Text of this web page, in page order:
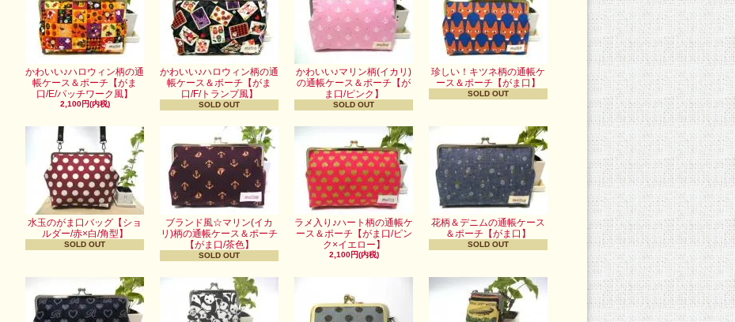
かわいい♪ハロウィン柄の通
帳ケース＆ポーチ【がま
口/E/パッチワーク風】
2,100円(内税)
かわいい♪ハロウィン柄の通
帳ケース＆ポーチ【がま
口/F/トランプ風】
SOLD OUT
かわいい♪マリン柄(イカリ)
の通帳ケース＆ポーチ【が
ま口/ピンク】
SOLD OUT
珍しい！キツネ柄の通帳ケ
ース＆ポーチ【がま口】
SOLD OUT
水玉のがま口バッグ【ショ
ルダー/赤×白/角型】
SOLD OUT
ブランド風☆マリン(イカ
リ)柄の通帳ケース＆ポーチ
【がま口/茶色】
SOLD OUT
ラメ入り♪ハート柄の通帳ケ
ース＆ポーチ【がま口/ピン
ク×イエロー】
2,100円(内税)
花柄＆デニムの通帳ケース
＆ポーチ【がま口】
SOLD OUT